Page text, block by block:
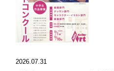
2026.07.31